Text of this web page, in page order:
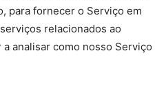
para fornecer o Serviço em
relacionados ao
analisar como nosso Serviço